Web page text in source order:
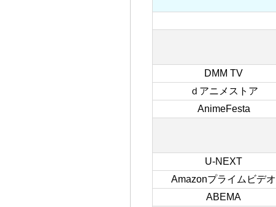
DMM TV
ｄアニメストア
AnimeFesta
U-NEXT
Amazonプライムビデオ
ABEMA